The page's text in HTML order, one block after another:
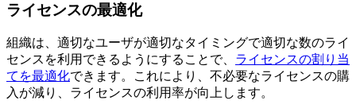
ライセンスの最適化
組織は、適切なユーザが適切なタイミングで適切な数のライ
センスを利用できるようにすることで、 ライセンスの割り当
てを最適化できます。これにより、不必要なライセンスの購
入が減り、ライセンスの利用率が向上します。